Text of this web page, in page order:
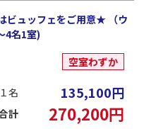
ビュッフェをご用意★ （ウ
4名1室)
空室わずか
名 135,100円
計 270,200円